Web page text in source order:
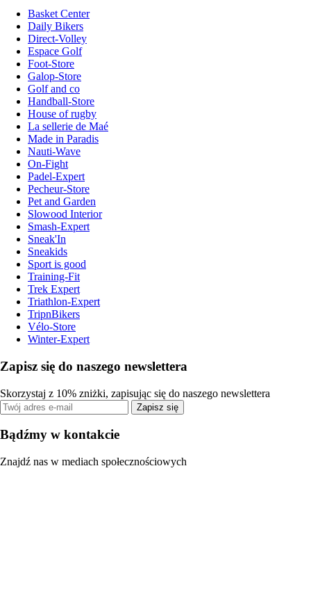
Basket Center
Daily Bikers
Direct-Volley
Espace Golf
Foot-Store
Galop-Store
Golf and co
Handball-Store
House of rugby
La sellerie de Maé
Made in Paradis
Nauti-Wave
On-Fight
Padel-Expert
Pecheur-Store
Pet and Garden
Slowood Interior
Smash-Expert
Sneak'In
Sneakids
Sport is good
Training-Fit
Trek Expert
Triathlon-Expert
TripnBikers
Vélo-Store
Winter-Expert
Zapisz się do naszego newslettera
Skorzystaj z 10% zniżki, zapisując się do naszego newslettera
Zapisz się
Bądźmy w kontakcie
Znajdź nas w mediach społecznościowych